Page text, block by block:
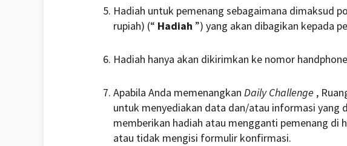
Hadiah untuk pemenang sebagaimana dimaksud
rupiah) (“ Hadiah ”) yang akan dibagikan kepada
Hadiah hanya akan dikirimkan ke nomor
Apabila Anda memenangkanDaily Challenge ,
untuk menyediakan data dan/atau informasi yang
memberikan hadiah atau mengganti pemenang di
atau tidak mengisi formulir konfirmasi.